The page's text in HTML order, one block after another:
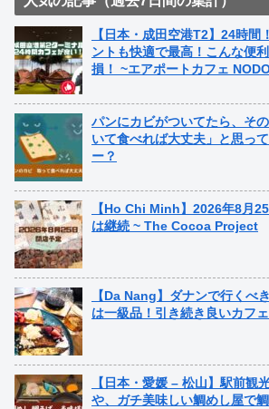
【日本・成田空港T2】24時間
ントも快適で最高！こんな便
損！ ~エアポートカフェ
パンにカビがついてたら、そ
いて食べれば大丈夫」と思っ
ー？
【Ho Chi Minh】2026年8月
は継続 ~ The Cocoa Project
【Da Nang】ダナンで行くべ
は一級品！引き続き良いカフ
【日本・愛媛 – 松山】駅前観
や、ガチ美味しい鯛めし屋で